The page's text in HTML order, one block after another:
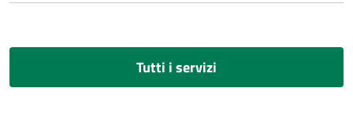
Tutti i servizi